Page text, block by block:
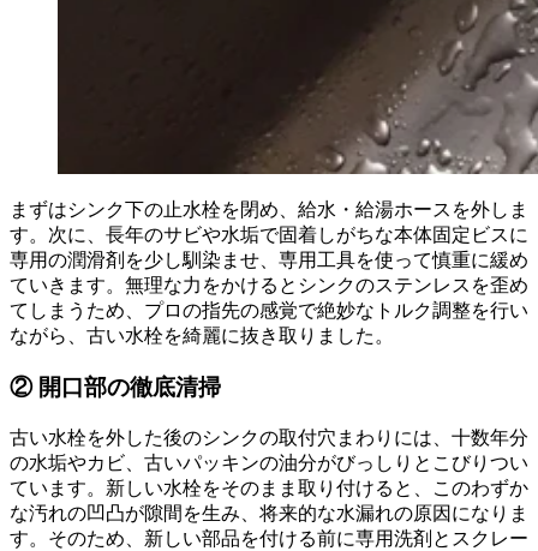
まずはシンク下の止水栓を閉め、給水・給湯ホースを外しま
す。次に、長年のサビや水垢で固着しがちな本体固定ビスに
専用の潤滑剤を少し馴染ませ、専用工具を使って慎重に緩め
ていきます。無理な力をかけるとシンクのステンレスを歪め
てしまうため、プロの指先の感覚で絶妙なトルク調整を行い
ながら、古い水栓を綺麗に抜き取りました。
② 開口部の徹底清掃
古い水栓を外した後のシンクの取付穴まわりには、十数年分
の水垢やカビ、古いパッキンの油分がびっしりとこびりつい
ています。新しい水栓をそのまま取り付けると、このわずか
な汚れの凹凸が隙間を生み、将来的な水漏れの原因になりま
す。そのため、新しい部品を付ける前に専用洗剤とスクレー